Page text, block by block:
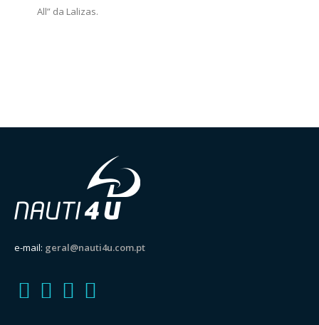
All” da Lalizas.
e-mail: geral@nauti4u.com.pt